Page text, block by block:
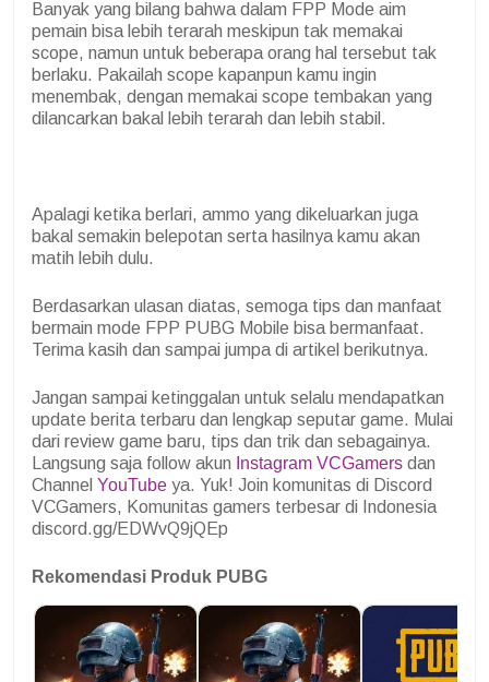
Banyak yang bilang bahwa dalam FPP Mode aim
pemain bisa lebih terarah meskipun tak memakai
scope, namun untuk beberapa orang hal tersebut tak
berlaku. Pakailah scope kapanpun kamu ingin
menembak, dengan memakai scope tembakan yang
dilancarkan bakal lebih terarah dan lebih stabil.
Apalagi ketika berlari, ammo yang dikeluarkan juga
bakal semakin belepotan serta hasilnya kamu akan
matih lebih dulu.
Berdasarkan ulasan diatas, semoga tips dan manfaat
bermain mode FPP PUBG Mobile bisa bermanfaat.
Terima kasih dan sampai jumpa di artikel berikutnya.
Jangan sampai ketinggalan untuk selalu mendapatkan
update berita terbaru dan lengkap seputar game. Mulai
dari review game baru, tips dan trik dan sebagainya.
Langsung saja follow akun Instagram VCGamers dan
Channel YouTube ya. Yuk! Join komunitas di Discord
VCGamers, Komunitas gamers terbesar di Indonesia
discord.gg/EDWvQ9jQEp
Rekomendasi Produk PUBG